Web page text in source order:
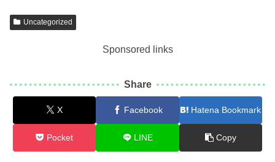
Uncategorized
Sponsored links
Share
X Facebook Hatena Bookmark
Pocket LINE Copy